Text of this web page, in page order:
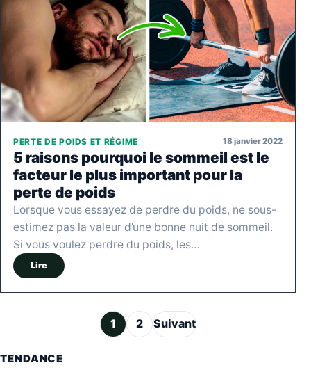
PERTE DE POIDS ET RÉGIME 18 janvier 2022
5 raisons pourquoi le sommeil est le
facteur le plus important pour la
perte de poids
Lorsque vous essayez de perdre du poids, ne sous-
estimez pas la valeur d’une bonne nuit de sommeil.
Si vous voulez perdre du poids, les…
Lire
Pagination des publications
1 2 Suivant
TENDANCE